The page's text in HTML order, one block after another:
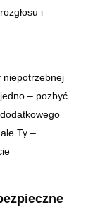
i
niepotrzebnej
– pozbyć
Ty –